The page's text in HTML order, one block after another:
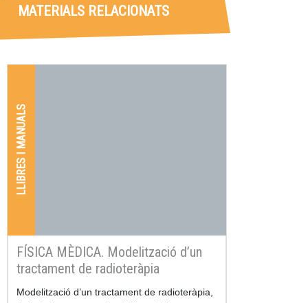
MATERIALS RELACIONATS
LLIBRES I MANUALS
FÍSICA MÈDICA. Modelització d’un
tractament de radioteràpia
Resum
Modelització d’un tractament de radioteràpia,